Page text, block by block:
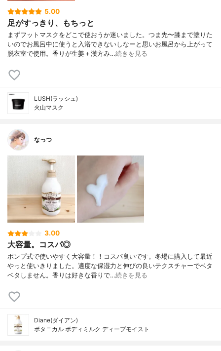
5.00
足がすっきり、もちっと
まずフットマスクをどこで使おうか迷いました。つま先〜膝まで塗りた
いのでお風呂中に使うと入浴できないしなーと思いお風呂から上がって
脱衣室で使用。香りが生姜＋漢方み…続きを見る
LUSH(ラッシュ)
火山マスク
なっつ
3.00
大容量。コスパ◎
ポンプ式で使いやすく大容量！！コスパ良いです。冬場に購入して最近
やっと使いきりました。適度な保湿力と伸びの良いテクスチャーでベタ
ベタしません。香りは好きな香りで…続きを見る
Diane(ダイアン)
ボタニカル ボディミルク ディープモイスト